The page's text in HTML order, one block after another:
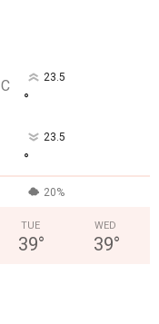
C 23.5
°
23.5
°
20%
TUE
39°
WED
39°